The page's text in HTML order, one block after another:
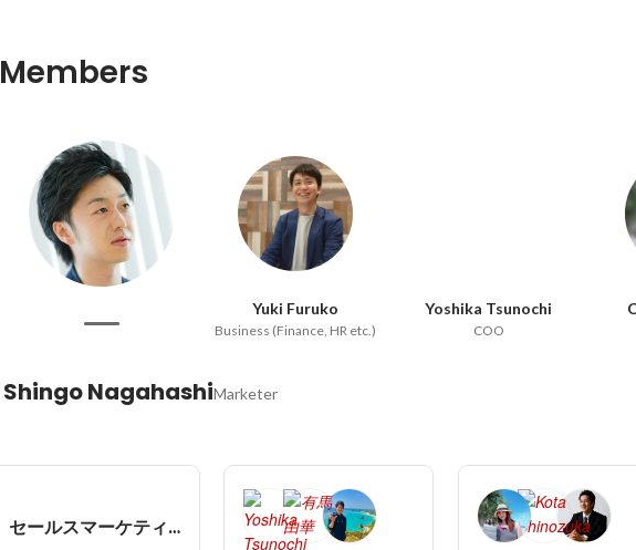
Members
Yuki Furuko
Business (Finance, HR etc.)
Yoshika Tsunochi
COO
Shingo NagahashiMarketer
セールスマーケティング